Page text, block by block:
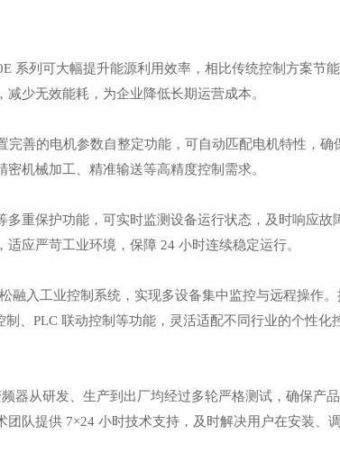
系列可大幅提升能源利用效率，相比传统控制方案节
少无效能耗，为企业降低长期运营成本。
善的电机参数自整定功能，可自动匹配电机特性，确
机械加工、精准输送等高精度控制需求。
重保护功能，可实时监测设备运行状态，及时响应
适应严苛工业环境，保障 24 小时连续稳定运行。
融入工业控制系统，实现多设备集中监控与远程操作
、PLC 联动控制等功能，灵活适配不同行业的个性化
器从研发、生产到出厂均经过多轮严格测试，确保产
队提供 7×24 小时技术支持，及时解决用户在安装、